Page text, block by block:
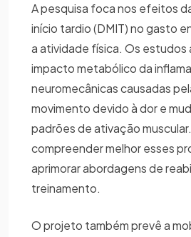
A pesquisa foca nos efeitos
início tardio (DMIT) no gasto
a atividade física. Os estudos
impacto metabólico da
neuromecânicas causadas
movimento devido à dor e
padrões de ativação
compreender melhor esses
aprimorar abordagens de
treinamento.
O projeto também prevê a